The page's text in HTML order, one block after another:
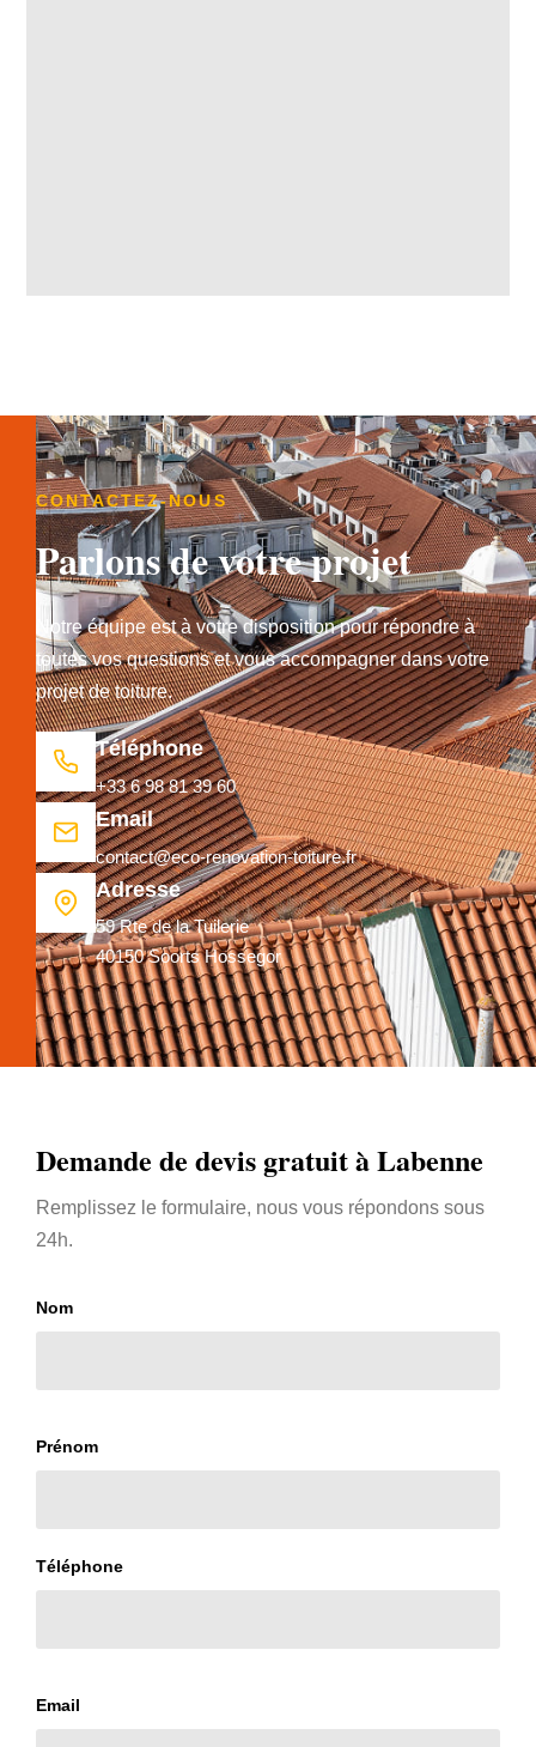
CONTACTEZ-NOUS
Parlons de votre projet
Notre équipe est à votre disposition pour répondre à
toutes vos questions et vous accompagner dans votre
projet de toiture.
Téléphone
+33 6 98 81 39 60
Email
contact@eco-renovation-toiture.fr
Adresse
59 Rte de la Tuilerie
40150 Soorts Hossegor
Demande de devis gratuit à Labenne
Remplissez le formulaire, nous vous répondons sous
24h.
Nom
Prénom
Téléphone
Email